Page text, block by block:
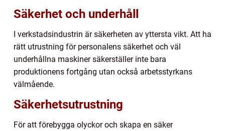
Säkerhet och underhåll
I verkstadsindustrin är säkerheten av yttersta vikt. Att ha
rätt utrustning för personalens säkerhet och väl
underhållna maskiner säkerställer inte bara
produktionens fortgång utan också arbetsstyrkans
välmående.
Säkerhetsutrustning
För att förebygga olyckor och skapa en säker